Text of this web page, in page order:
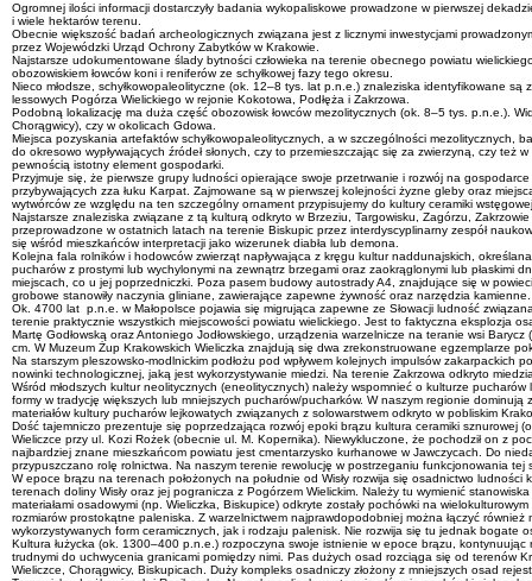
Ogromnej ilości informacji dostarczyły badania wykopaliskowe prowadzone w pierwszej
i wiele hektarów terenu.
Obecnie większość badań archeologicznych związana jest z licznymi inwestycjami
przez Wojewódzki Urząd Ochrony Zabytków w Krakowie.
Najstarsze udokumentowane ślady bytności człowieka na terenie obecnego powiatu
obozowiskiem łowców koni i reniferów ze schyłkowej fazy tego okresu.
Nieco młodsze, schyłkowopaleolityczne (ok. 12–8 tys. lat p.n.e.) znaleziska identyfikowane
lessowych Pogórza Wielickiego w rejonie Kokotowa, Podłęża i Zakrzowa.
Podobną lokalizację ma duża część obozowisk łowców mezolitycznych (ok. 8–5 tys. p.n.e.).
Chorągwicy), czy w okolicach Gdowa.
Miejsca pozyskania artefaktów schyłkowopaleolitycznych, a w szczególności mezolitycznych,
do okresowo wypływających źródeł słonych, czy to przemieszczając się za zwierzyną, czy
pewnością istotny element gospodarki.
Przyjmuje się, że pierwsze grupy ludności opierające swoje przetrwanie i rozwój na
przybywających zza łuku Karpat. Zajmowane są w pierwszej kolejności żyzne gleby oraz
wytwórców ze względu na ten szczególny ornament przypisujemy do kultury ceramiki
Najstarsze znaleziska związane z tą kulturą odkryto w Brzeziu, Targowisku, Zagórzu,
przeprowadzone w ostatnich latach na terenie Biskupic przez interdyscyplinarny zespół
się wśród mieszkańców interpretacji jako wizerunek diabła lub demona.
Kolejna fala rolników i hodowców zwierząt napływająca z kręgu kultur naddunajskich,
pucharów z prostymi lub wychylonymi na zewnątrz brzegami oraz zaokrąglonymi lub płaskimi
miejscach, co u jej poprzedniczki. Poza pasem budowy autostrady A4, znajdujące się w
grobowe stanowiły naczynia gliniane, zawierające zapewne żywność oraz narzędzia kamienne.
Ok. 4700 lat p.n.e. w Małopolsce pojawia się migrująca zapewne ze Słowacji ludność
terenie praktycznie wszystkich miejscowości powiatu wielickiego. Jest to faktyczna eksplozja
Martę Godłowską oraz Antoniego Jodłowskiego, urządzenia warzelnicze na teranie wsi
cm. W Muzeum Żup Krakowskich Wieliczka znajdują się dwa zrekonstruowane egzemplarze
Na starszym pleszowsko-modlnickim podłożu pod wpływem kolejnych impulsów
nowinki technologicznej, jaką jest wykorzystywanie miedzi. Na terenie Zakrzowa odkryto
Wśród młodszych kultur neolitycznych (eneolitycznych) należy wspomnieć o kulturze
formy w tradycję większych lub mniejszych pucharów/pucharków. W naszym regionie
materiałów kultury pucharów lejkowatych związanych z solowarstwem odkryto w pobliskim
Dość tajemniczo prezentuje się poprzedzająca rozwój epoki brązu kultura ceramiki sznurowej
Wieliczce przy ul. Kozi Rożek (obecnie ul. M. Kopernika). Niewykluczone, że pochodził on z
najbardziej znane mieszkańcom powiatu jest cmentarzysko kurhanowe w Jawczycach. Do
przypuszczano rolę rolnictwa. Na naszym terenie rewolucję w postrzeganiu funkcjonowania
W epoce brązu na terenach położonych na południe od Wisły rozwija się osadnictwo
terenach doliny Wisły oraz jej pogranicza z Pogórzem Wielickim. Należy tu wymienić
materiałami osadowymi (np. Wieliczka, Biskupice) odkryte zostały pochówki na
rozmiarów prostokątne paleniska. Z warzelnictwem najprawdopodobniej można łączyć
wykorzystywanych form ceramicznych, jak i rodzaju palenisk. Nie rozwija się tu jednak
Kultura łużycka (ok. 1300–400 p.n.e.) rozpoczyna swoje istnienie w epoce brązu,
trudnymi do uchwycenia granicami pomiędzy nimi. Pas dużych osad rozciąga się od terenów
Wieliczce, Chorągwicy, Biskupicach. Duży kompleks osadniczy złożony z mniejszych osad